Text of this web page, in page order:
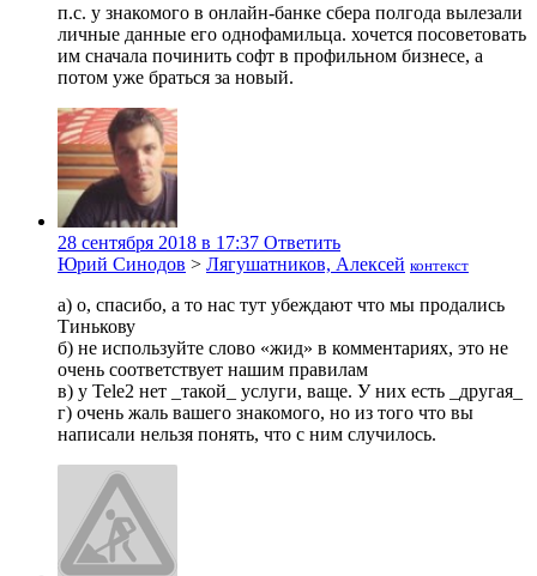
п.с. у знакомого в онлайн-банке сбера полгода вылезали
личные данные его однофамильца. хочется посоветовать
им сначала починить софт в профильном бизнесе, а
потом уже браться за новый.
28 сентября 2018 в 17:37 Ответить
Юрий Синодов > Лягушатников, Алексей контекст
а) о, спасибо, а то нас тут убеждают что мы продались
Тинькову
б) не используйте слово «жид» в комментариях, это не
очень соответствует нашим правилам
в) у Tele2 нет _такой_ услуги, ваще. У них есть _другая_
г) очень жаль вашего знакомого, но из того что вы
написали нельзя понять, что с ним случилось.